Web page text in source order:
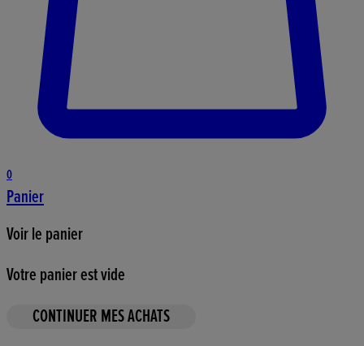
0
Panier
Voir le panier
Votre panier est vide
CONTINUER MES ACHATS